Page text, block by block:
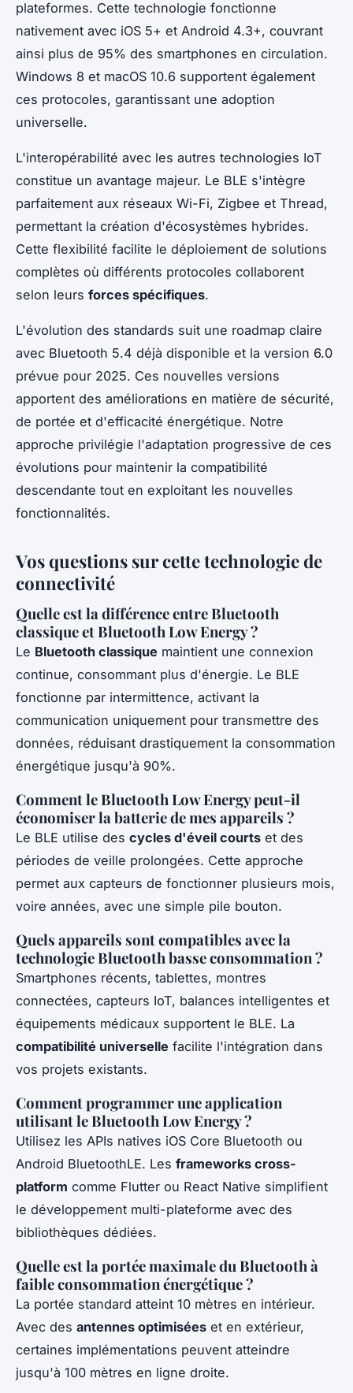
plateformes. Cette technologie fonctionne
nativement avec iOS 5+ et Android 4.3+, couvrant
ainsi plus de 95% des smartphones en circulation.
Windows 8 et macOS 10.6 supportent également
ces protocoles, garantissant une adoption
universelle.
L'interopérabilité avec les autres technologies IoT
constitue un avantage majeur. Le BLE s'intègre
parfaitement aux réseaux Wi-Fi, Zigbee et Thread,
permettant la création d'écosystèmes hybrides.
Cette flexibilité facilite le déploiement de solutions
complètes où différents protocoles collaborent
selon leurs forces spécifiques.
L'évolution des standards suit une roadmap claire
avec Bluetooth 5.4 déjà disponible et la version 6.0
prévue pour 2025. Ces nouvelles versions
apportent des améliorations en matière de sécurité,
de portée et d'efficacité énergétique. Notre
approche privilégie l'adaptation progressive de ces
évolutions pour maintenir la compatibilité
descendante tout en exploitant les nouvelles
fonctionnalités.
Vos questions sur cette technologie de
connectivité
Quelle est la différence entre Bluetooth
classique et Bluetooth Low Energy ?
Le Bluetooth classique maintient une connexion
continue, consommant plus d'énergie. Le BLE
fonctionne par intermittence, activant la
communication uniquement pour transmettre des
données, réduisant drastiquement la consommation
énergétique jusqu'à 90%.
Comment le Bluetooth Low Energy peut-il
économiser la batterie de mes appareils ?
Le BLE utilise des cycles d'éveil courts et des
périodes de veille prolongées. Cette approche
permet aux capteurs de fonctionner plusieurs mois,
voire années, avec une simple pile bouton.
Quels appareils sont compatibles avec la
technologie Bluetooth basse consommation ?
Smartphones récents, tablettes, montres
connectées, capteurs IoT, balances intelligentes et
équipements médicaux supportent le BLE. La
compatibilité universelle facilite l'intégration dans
vos projets existants.
Comment programmer une application
utilisant le Bluetooth Low Energy ?
Utilisez les APIs natives iOS Core Bluetooth ou
Android BluetoothLE. Les frameworks cross-
platform comme Flutter ou React Native simplifient
le développement multi-plateforme avec des
bibliothèques dédiées.
Quelle est la portée maximale du Bluetooth à
faible consommation énergétique ?
La portée standard atteint 10 mètres en intérieur.
Avec des antennes optimisées et en extérieur,
certaines implémentations peuvent atteindre
jusqu'à 100 mètres en ligne droite.